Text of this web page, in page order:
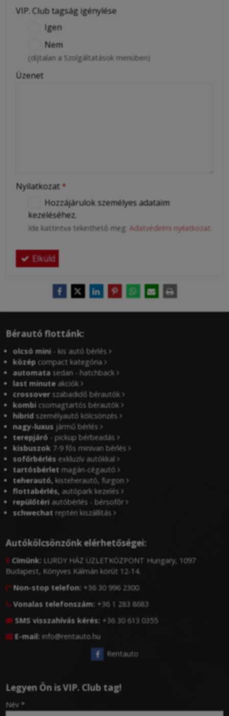
VIP. Club tagság igénylése
Igen
Nem
(díjtalan a Szolgáltatások menüben)
Üzenet
Nyilatkozat *
Hozzájárulok személyes adataim
kezeléséhez.
Ide kattintva tekinthető meg: Adatvédelmi nyilatkozat
Elküld
Bérautó flottánk:
olcsó mini - kis autó bérlés
közép compact kategória
automata sedan - hatchback
last minute akciók
crossover szabadidő bérautók
kombi csomagtartós bérautók
hibrid személyautó kölcsönzés
nagy-luxus jármű bérlés
terepjáró - pickup bérbeadás
kisbuszok 7-9 fős minivan bérlés
sofőrbérlés exkluzív autókkal
tartósbérlet magán-cégautó
teherautó, kisteherautó, furgon
flottabérlés, autópark kezelés
repülőtéri autóbérlés - bérsofőr
schwechat reptéri kiszállítás
Autókölcsönzőnk elérhetőségei:
 Címünk: LURDY HÁZ ÜZLETKÖZPONT Hungary, 1097
Budapest, Könyves Kálmán körút 12-14.
 Non-stop telefon: +36 30 996 2300
 Vonalas telefonszám: +36 1 283 8683
 SMS visszahívás kérés: +36 30 613 0355
 E-mail: info@rentauto.hu
Rentauto
Legyen Ön is VIP. Club tag!
-Név *